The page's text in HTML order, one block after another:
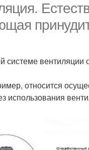
системе вентиляции
относится
использования